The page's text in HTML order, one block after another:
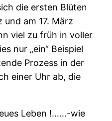
die ersten Blüten
am 17. März
viel zu früh in voller
nur „ein“ Beispiel
Prozess in der
einer Uhr ab, die
Leben !……-wie